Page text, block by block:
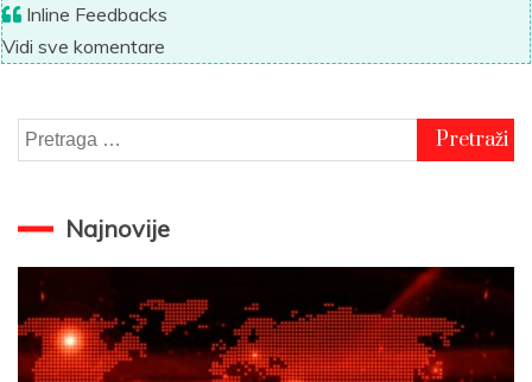
Inline Feedbacks
Vidi sve komentare
Pretraga
za:
Najnovije